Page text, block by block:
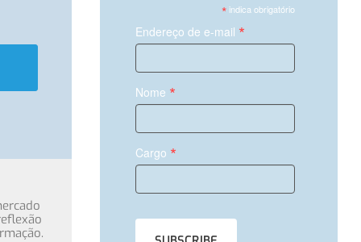
* indica obrigatório
Endereço de e-mail *
Nome *
Cargo *